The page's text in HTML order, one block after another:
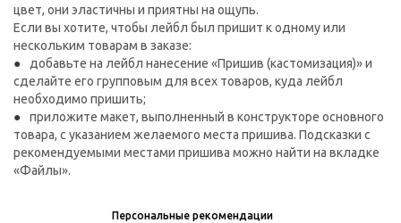
цвет, они эластичны и приятны на ощупь.
Если вы хотите, чтобы лейбл был пришит к одному или
нескольким товарам в заказе:
добавьте на лейбл нанесение «Пришив (кастомизация)» и
сделайте его групповым для всех товаров, куда лейбл
необходимо пришить;
приложите макет, выполненный в конструкторе основного
товара, с указанием желаемого места пришива. Подсказки с
рекомендуемыми местами пришива можно найти на вкладке
«Файлы».
Персональные рекомендации